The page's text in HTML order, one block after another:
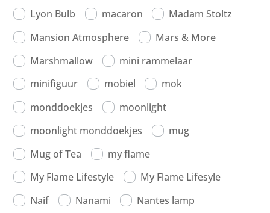
Lyon Bulb
macaron
Madam Stoltz
Mansion Atmosphere
Mars & More
Marshmallow
mini rammelaar
minifiguur
mobiel
mok
monddoekjes
moonlight
moonlight monddoekjes
mug
Mug of Tea
my flame
My Flame Lifestyle
My Flame Lifesyle
Naif
Nanami Nantes lamp